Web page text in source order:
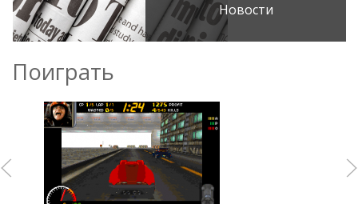
Новости
Поиграть